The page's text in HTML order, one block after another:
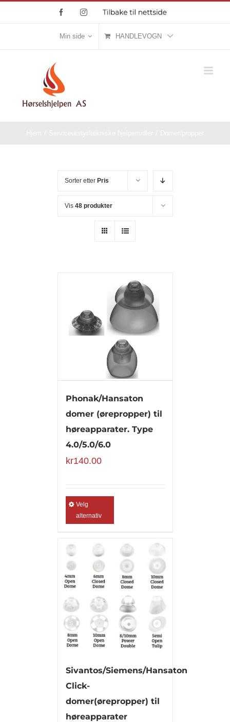
FacebookInstagram
Tilbake
Min side HANDLEVOGN
Sorter etter Pris
Vis 48 produkter
Phonak/Hansaton
domer (ørepropper) til
høreapparater. Type
4.0/5.0/6.0
kr140.00
Velg
alternativ
Sivantos/Siemens/Hansaton
Click-
domer(ørepropper) til
høreapparater